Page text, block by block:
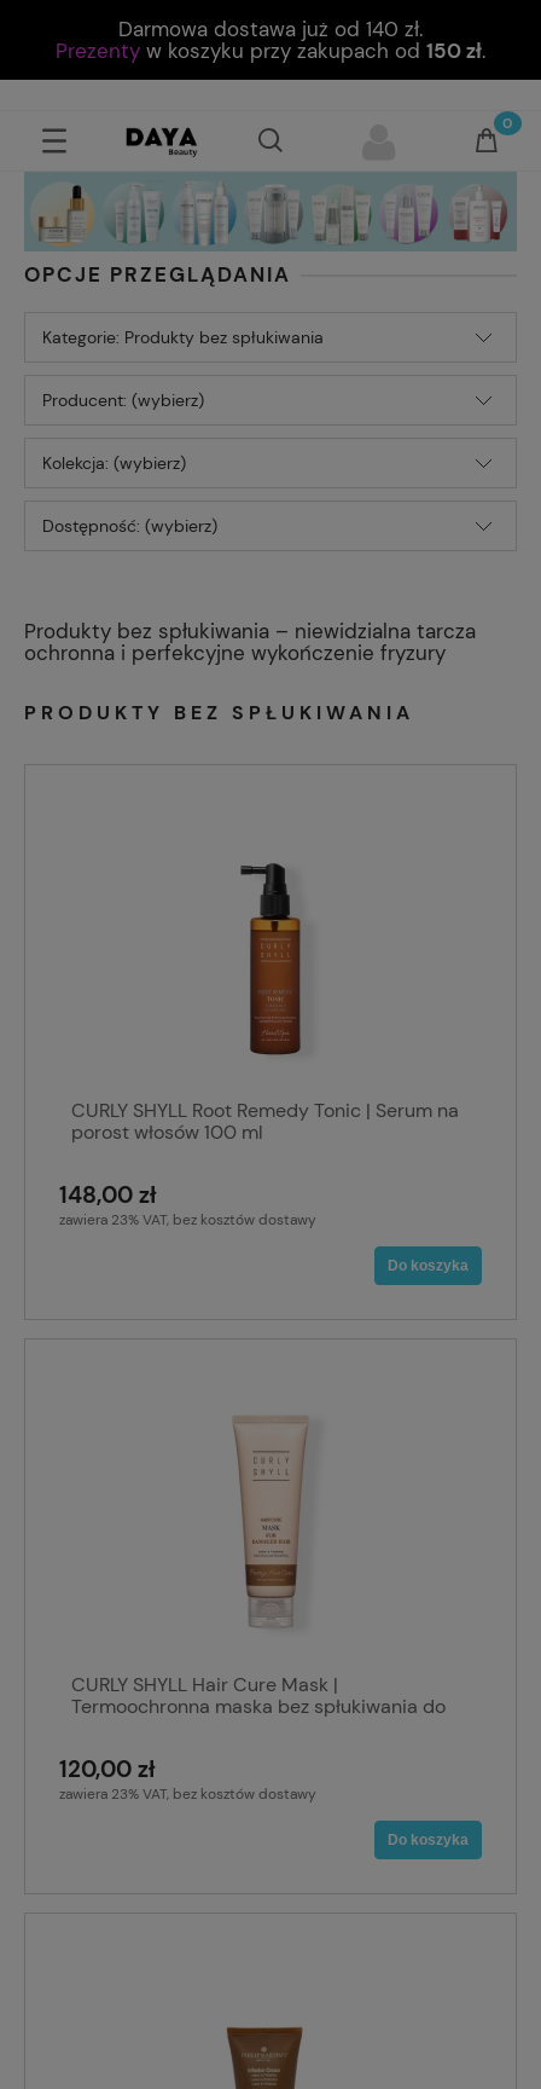
Darmowa dostawa już od 140 zł.
Prezenty w koszyku przy zakupach od 150 zł.
OPCJE PRZEGLĄDANIA
Kategorie: Produkty bez spłukiwania
Producent: (wybierz)
Kolekcja: (wybierz)
Dostępność: (wybierz)
Produkty bez spłukiwania – niewidzialna tarcza
ochronna i perfekcyjne wykończenie fryzury
PRODUKTY BEZ SPŁUKIWANIA
CURLY SHYLL Root Remedy Tonic | Serum na
porost włosów 100 ml
148,00 zł
zawiera 23% VAT, bez kosztów dostawy
Do koszyka
CURLY SHYLL Hair Cure Mask |
Termoochronna maska bez spłukiwania do
120,00 zł
zawiera 23% VAT, bez kosztów dostawy
Do koszyka